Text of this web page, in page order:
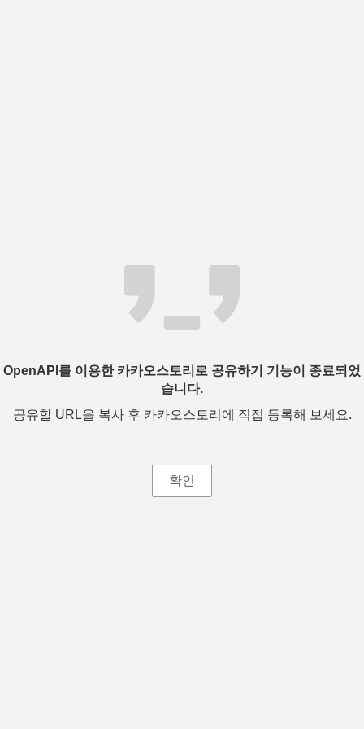
OpenAPI를 이용한 카카오스토리로 공유하기 기능이 종료되었
습니다.
공유할 URL을 복사 후 카카오스토리에 직접 등록해 보세요.
확인